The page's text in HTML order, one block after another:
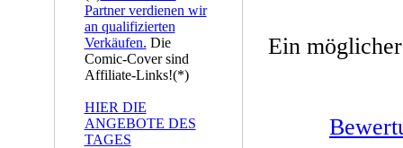
Partner verdienen wir
an qualifizierten
Verkäufen. Die
Comic-Cover sind
Affiliate-Links!(*)
HIER DIE
ANGEBOTE DES
TAGES
Ein